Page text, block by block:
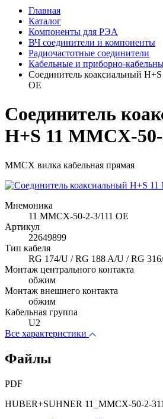
Главная
Каталог
Компоненты для РЭА
ВЧ соединители и компоненты
Радиочастотные соединители
Кабельные и приборно-
Соединитель коаксиальный
OE
Соединитель
H+S 11 MMCX-
MMCX вилка кабельная прямая
Мнемоника
11 MMCX-50-2-3/111 OE
Артикул
22649899
Тип кабеля
RG 174/U / RG 188 A/U / RG
Монтаж центрального контакта
обжим
Монтаж внешнего контакта
обжим
Кабельная группа
U2
Все характеристики
Файлы
PDF
HUBER+SUHNER 11_MMCX-50-2-